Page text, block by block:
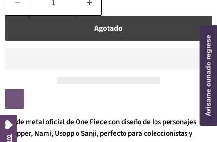
Agotado
Pin de metal oficial de One Piece con diseño de los personajes
Chopper, Nami, Usopp o Sanji, perfecto para coleccionistas y
Avisame cunado regrese